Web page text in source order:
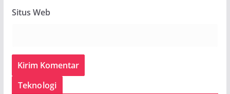
Situs Web
Teknologi